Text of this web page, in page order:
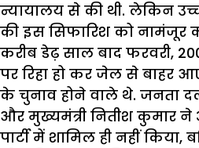
न्यायालय से की थी. लेकिन
की इस सिफारिश को नामंजूर
करीब डेढ़ साल बाद फरवरी,
पर रिहा हो कर जेल से बाहर
के चुनाव होने वाले थे. जनता
और मुख्यमंत्री नितीश कुमार
पार्टी में शामिल ही नहीं